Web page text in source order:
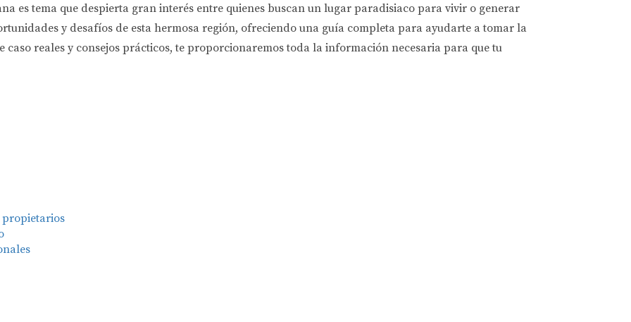
es tema que despierta gran interés entre quienes buscan un lugar paradisiaco para vivir o generar
y desafíos de esta hermosa región, ofreciendo una guía completa para ayudarte a tomar la
caso reales y consejos prácticos, te proporcionaremos toda la información necesaria para que tu
propietarios